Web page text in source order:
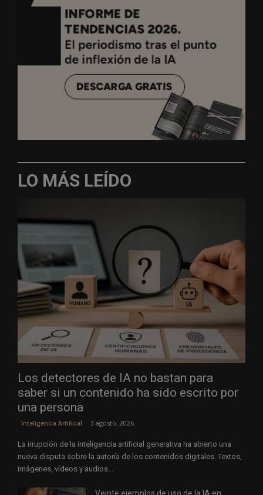
LO MÁS LEÍDO
Los detectores de IA no bastan para
saber si un contenido ha sido escrito por
una persona
Inteligencia Artificial 3 agosto, 2026
La irrupción de la inteligencia artificial generativa ha abierto una
nueva disputa sobre la autoría de los contenidos digitales. Textos,
imágenes, vídeos y audios...
Veinte ejemplos de uso de la IA en